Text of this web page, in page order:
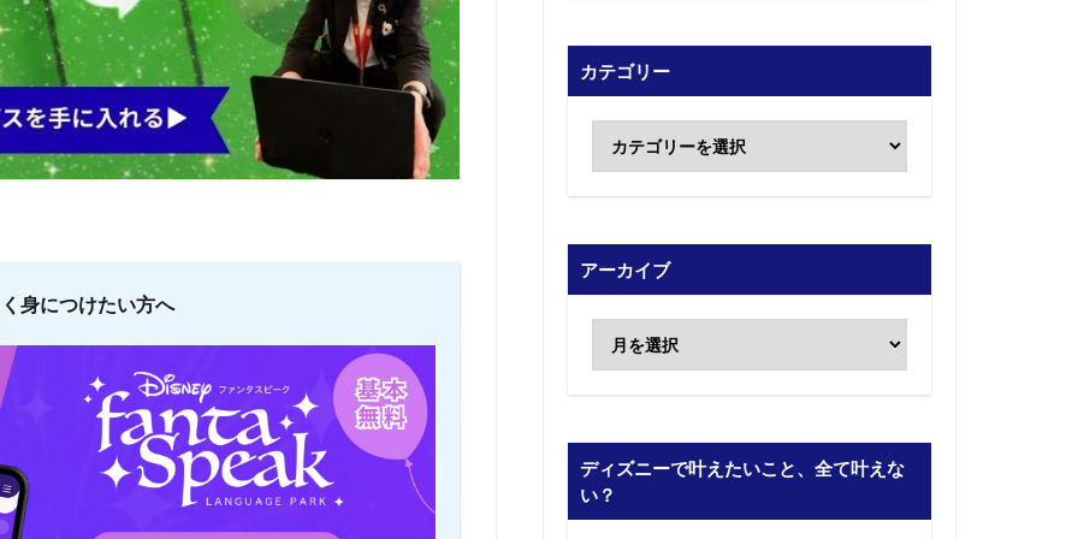
身につけたい方へ
カテゴリー
アーカイブ
ディズニーで叶えたいこと、全て叶えな
い？